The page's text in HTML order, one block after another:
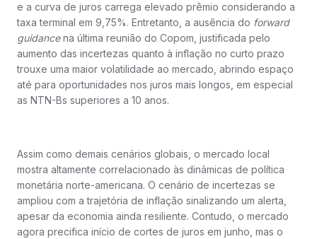
e a curva de juros carrega elevado prêmio considerando a
taxa terminal em 9,75%. Entretanto, a ausência do forward
guidancena última reunião do Copom, justificada pelo
aumento das incertezas quanto à inflação no curto prazo
trouxe uma maior volatilidade ao mercado, abrindo espaço
até para oportunidades nos juros mais longos, em especial
as NTN-Bs superiores a 10 anos.
Assim como demais cenários globais, o mercado local
mostra altamente correlacionado às dinâmicas de política
monetária norte-americana. O cenário de incertezas se
ampliou com a trajetória de inflação sinalizando um alerta,
apesar da economia ainda resiliente. Contudo, o mercado
agora precifica início de cortes de juros em junho, mas o